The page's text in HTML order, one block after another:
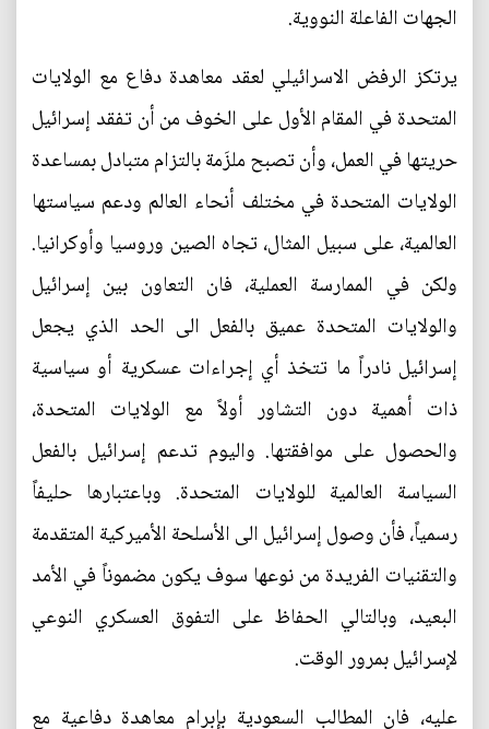
الجهات الفاعلة النووية.
يرتكز الرفض الاسرائيلي لعقد معاهدة دفاع مع الولايات
المتحدة في المقام الأول على الخوف من أن تفقد إسرائيل
حريتها في العمل، وأن تصبح ملزَمة بالتزام متبادل بمساعدة
الولايات المتحدة في مختلف أنحاء العالم ودعم سياستها
العالمية، على سبيل المثال، تجاه الصين وروسيا وأوكرانيا.
ولكن في الممارسة العملية، فان التعاون بين إسرائيل
والولايات المتحدة عميق بالفعل الى الحد الذي يجعل
إسرائيل نادراً ما تتخذ أي إجراءات عسكرية أو سياسية
ذات أهمية دون التشاور أولاً مع الولايات المتحدة،
والحصول على موافقتها. واليوم تدعم إسرائيل بالفعل
السياسة العالمية للولايات المتحدة. وباعتبارها حليفاً
رسمياً، فأن وصول إسرائيل الى الأسلحة الأميركية المتقدمة
والتقنيات الفريدة من نوعها سوف يكون مضموناً في الأمد
البعيد، وبالتالي الحفاظ على التفوق العسكري النوعي
لإسرائيل بمرور الوقت.
عليه، فان المطالب السعودية بإبرام معاهدة دفاعية مع